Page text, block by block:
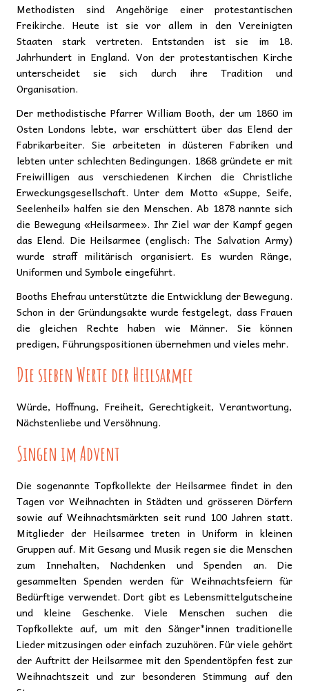
Methodisten sind Angehörige einer protestantischen
Freikirche. Heute ist sie vor allem in den Vereinigten
Staaten stark vertreten. Entstanden ist sie im 18.
Jahrhundert in England. Von der protestantischen Kirche
unterscheidet sie sich durch ihre Tradition und
Organisation.
Der methodistische Pfarrer William Booth, der um 1860 im
Osten Londons lebte, war erschüttert über das Elend der
Fabrikarbeiter. Sie arbeiteten in düsteren Fabriken und
lebten unter schlechten Bedingungen. 1868 gründete er mit
Freiwilligen aus verschiedenen Kirchen die Christliche
Erweckungsgesellschaft. Unter dem Motto «Suppe, Seife,
Seelenheil» halfen sie den Menschen. Ab 1878 nannte sich
die Bewegung «Heilsarmee». Ihr Ziel war der Kampf gegen
das Elend. Die Heilsarmee (englisch: The Salvation Army)
wurde straff militärisch organisiert. Es wurden Ränge,
Uniformen und Symbole eingeführt.
Booths Ehefrau unterstützte die Entwicklung der Bewegung.
Schon in der Gründungsakte wurde festgelegt, dass Frauen
die gleichen Rechte haben wie Männer. Sie können
predigen, Führungspositionen übernehmen und vieles mehr.
Die sieben Werte der Heilsarmee
Würde, Hoffnung, Freiheit, Gerechtigkeit, Verantwortung,
Nächstenliebe und Versöhnung.
Singen im Advent
Die sogenannte Topfkollekte der Heilsarmee findet in den
Tagen vor Weihnachten in Städten und grösseren Dörfern
sowie auf Weihnachtsmärkten seit rund 100 Jahren statt.
Mitglieder der Heilsarmee treten in Uniform in kleinen
Gruppen auf. Mit Gesang und Musik regen sie die Menschen
zum Innehalten, Nachdenken und Spenden an. Die
gesammelten Spenden werden für Weihnachtsfeiern für
Bedürftige verwendet. Dort gibt es Lebensmittelgutscheine
und kleine Geschenke. Viele Menschen suchen die
Topfkollekte auf, um mit den Sänger*innen traditionelle
Lieder mitzusingen oder einfach zuzuhören. Für viele gehört
der Auftritt der Heilsarmee mit den Spendentöpfen fest zur
Weihnachtszeit und zur besonderen Stimmung auf den